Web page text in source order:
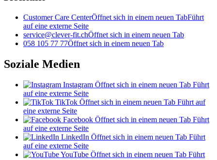
Customer Care CenterÖffnet sich in einem neuen TabFührt
auf eine externe Seite
service@clever-fit.chÖffnet sich in einem neuen Tab
058 105 77 77Öffnet sich in einem neuen Tab
Soziale Medien
Instagram Öffnet sich in einem neuen Tab Führt
auf eine externe Seite
TikTok Öffnet sich in einem neuen Tab Führt auf
eine externe Seite
Facebook Öffnet sich in einem neuen Tab Führt
auf eine externe Seite
LinkedIn Öffnet sich in einem neuen Tab Führt
auf eine externe Seite
YouTube Öffnet sich in einem neuen Tab Führt